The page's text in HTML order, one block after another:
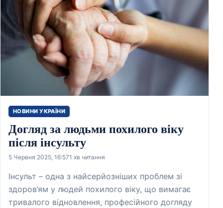
НОВИНИ УКРАЇНИ
Догляд за людьми похилого віку
після інсульту
5 Червня 2025, 16:571 хв читання
Інсульт – одна з найсерйозніших проблем зі
здоров’ям у людей похилого віку, що вимагає
тривалого відновлення, професійного догляду